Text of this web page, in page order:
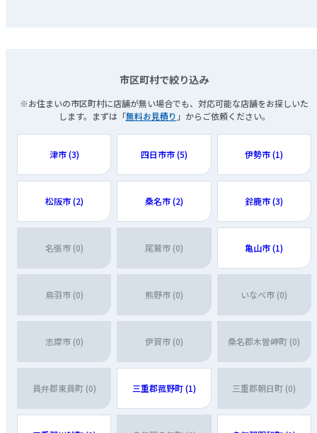
市区町村で絞り込み
※お住まいの市区町村に店舗が無い場合でも、対応可能な店舗をお探しいた
します。まずは「無料お見積り 」からご依頼ください。
津市 (3) 四日市市 (5) 伊勢市 (1)
松阪市 (2) 桑名市 (2) 鈴鹿市 (3)
名張市 (0) 尾鷲市 (0) 亀山市 (1)
鳥羽市 (0) 熊野市 (0) いなべ市 (0)
志摩市 (0) 伊賀市 (0) 桑名郡木曽岬町 (0)
員弁郡東員町 (0) 三重郡菰野町 (1) 三重郡朝日町 (0)